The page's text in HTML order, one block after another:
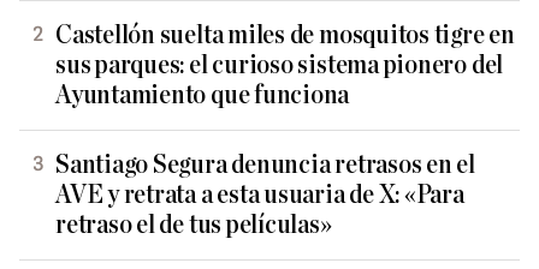
Castellón suelta miles de mosquitos tigre en
sus parques: el curioso sistema pionero del
Ayuntamiento que funciona
Santiago Segura denuncia retrasos en el
AVE y retrata a esta usuaria de X: «Para
retraso el de tus películas»